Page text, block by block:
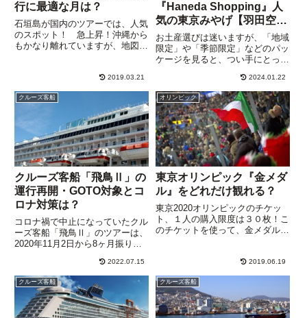
行に最適な月は？
石垣島が国内のツアーでは、人気
のスポット！ 急上昇！沖縄から
もかなり離れていますが、地図で
０ｋｍもあります。周辺には、宮
古島や竹富島など、急激に知名度
が上がってきた島々があり、と
2019.03.21
『Haneda Shopping』人
気の東京みやげ【羽田空港
限定】が買える！
お土産選びは迷いますが、「地域
限定」や「季節限定」などのパッ
ケージを見ると、つい手にとって
が運営する公式通販サイトの【羽
田空港限定】は、ちょっと特別。
【羽田空港限定】は、有名ブラン
ドのスイーツや雑貨などの人気
商...
2024.01.22
クルーズ客船
クルーズ客船「飛鳥Ⅱ」の
運行再開・GOTO対象とコ
ロナ対策は？
コロナ禍で中止になっていたクル
ーズ客船「飛鳥Ⅱ」のツアーは、
2020年11月2日から8ヶ月振りに
一周ツアー」の企画もありまし
た。実施されたかどうかについて
は確認していませんが、クルーズ
客船ツアーの本格的な再...
2022.07.15
オリンピック
東京オリンピック『金メダ
ル』をどれだけ観れる？
東京2020オリンピックのチケッ
ト、１人の購入限度は３０枚！こ
のチケットを使って、金メダルの
2019.5.8で、シミュレーションを
していました。このうち２枚は、
「開会式」と「閉会式...
2019.06.19
クルーズ客船 クルーズ客船